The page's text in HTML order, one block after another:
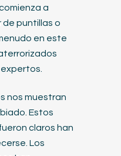
a
de puntillas o
en este
nos muestran
Estos
claros han
Los